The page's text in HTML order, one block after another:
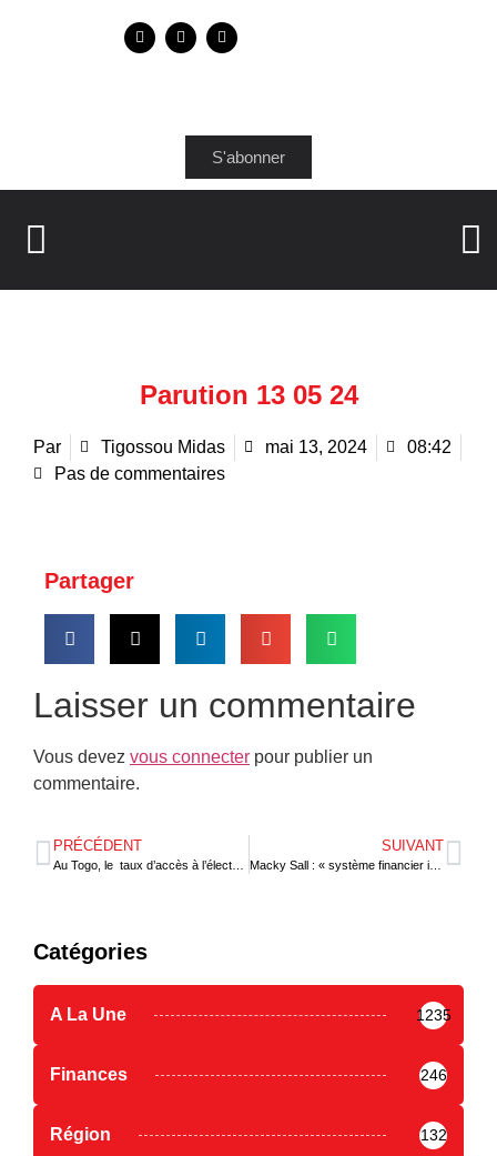
S'abonner
Parution 13 05 24
Par Tigossou Midas mai 13, 2024
08:42
Pas de commentaires
Partager
Laisser un commentaire
Vous devez vous connecter pour publier un
commentaire.
PRÉCÉDENT SUIVANT
Macky Sall : « système financier international aggrave les inégalités »
Catégories
A La Une 1235
Finances 246
Région 132